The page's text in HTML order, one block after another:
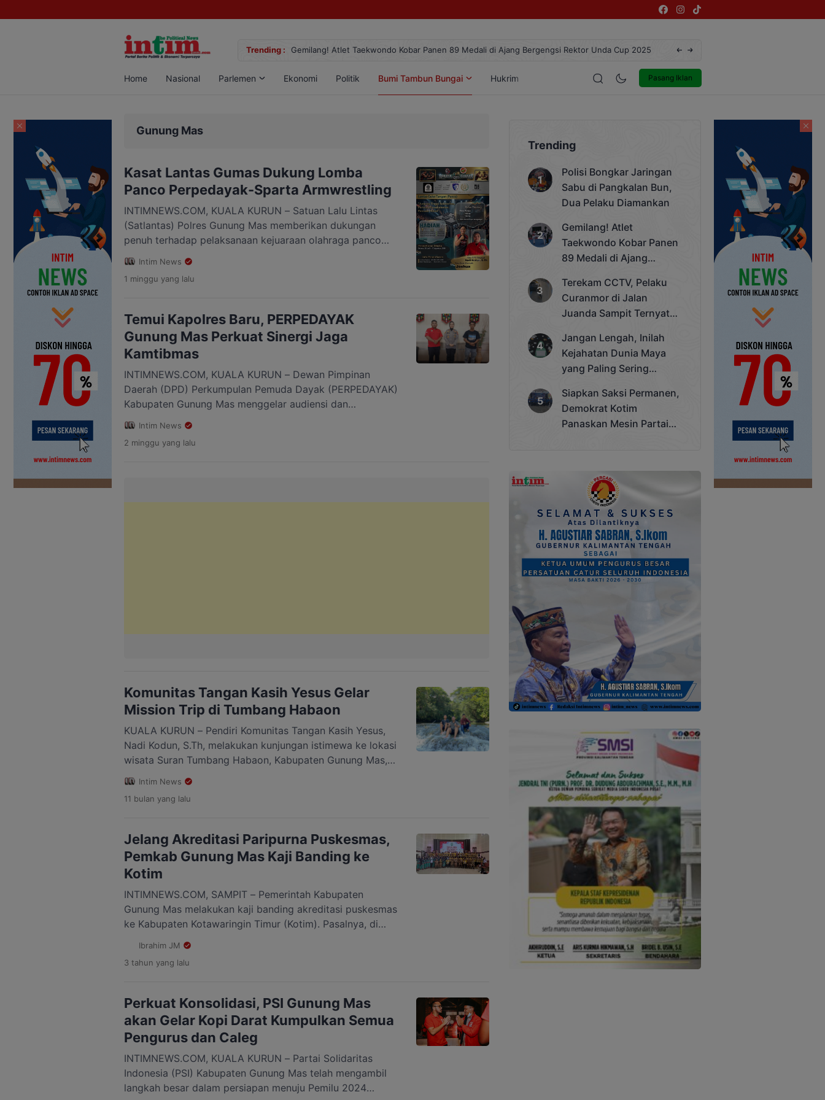
Trending :
Sabu di Pangkalan Bun, Dua Pelaku Diamankan Gemilang! Atlet Taekwondo Kobar Panen 89 Medali di Ajang Bergengsi Rektor Unda Cup 2025 Terekam CCTV, Pelaku Curanmor di
Pasang Iklan
Home Nasional Parlemen Ekonomi Politik Bumi Tambun Bungai Hukrim Entertainment
Gunung Mas
Kasat Lantas Gumas Dukung Lomba
Panco Perpedayak-Sparta Armwrestling
INTIMNEWS.COM, KUALA KURUN – Satuan Lalu Lintas
(Satlantas) Polres Gunung Mas memberikan dukungan
penuh terhadap pelaksanaan kejuaraan olahraga panco
(armwrestling) yang digagas oleh Perkumpulan Pemuda
Dayak (Perpedayak) berkolaborasi dengan komunitas
Sparta Armwrestling. Dukungan tersebut disampaikan
Erry Setiawan, S.H., M.H yang menilai kegiatan ini sebagai
langkah positif […]
Intim News
1 minggu yang lalu
Temui Kapolres Baru, PERPEDAYAK
Gunung Mas Perkuat Sinergi Jaga
Kamtibmas
INTIMNEWS.COM, KUALA KURUN – Dewan Pimpinan
Daerah (DPD) Perkumpulan Pemuda Dayak (PERPEDAYAK)
Kabupaten Gunung Mas menggelar audiensi dan
silaturahmi dengan Kapolres Gunung Mas yang baru, AKBP
Arum Sari Puspita Dewi, S.H., S.I.K., M.A., di Mapolres
Gunung Mas, Selasa, 21 Juli 2026. Audiensi dipimpin
Intim News
2 minggu yang lalu
Komunitas Tangan Kasih Yesus Gelar
Mission Trip di Tumbang Habaon
KUALA KURUN – Pendiri Komunitas Tangan Kasih Yesus,
Nadi Kodun, S.Th, melakukan kunjungan istimewa ke lokasi
wisata Suran Tumbang Habaon, Kabupaten Gunung Mas,
Kalimantan Tengah. Kegiatan tersebut menjadi bagian dari
Mission Trip komunitas sekaligus pembinaan rohani bagi
siswa-siswi SMPN 4 Tewah. Nadi menjelaskan, tujuan
tetapi juga melakukan pelayanan […]
Intim News
11 bulan yang lalu
Jelang Akreditasi Paripurna Puskesmas,
Pemkab Gunung Mas Kaji Banding ke
Kotim
INTIMNEWS.COM, SAMPIT – Pemerintah Kabupaten
Gunung Mas melakukan kaji banding akreditasi puskesmas
ke Kabupaten Kotawaringin Timur (Kotim). Pasalnya, di
akreditasi Paripurna. “Kami melakukan kaji banding ke
Kotawaringin Timur karena di sini ada Puskesmas
meraih akreditasi Paripurna,” ujar Wakil Bupati Gunung […]
Ibrahim JM
3 tahun yang lalu
Perkuat Konsolidasi, PSI Gunung Mas
akan Gelar Kopi Darat Kumpulkan Semua
Pengurus dan Caleg
INTIMNEWS.COM, KUALA KURUN – Partai Solidaritas
Indonesia (PSI) Kabupaten Gunung Mas telah mengambil
langkah besar dalam persiapan menuju Pemilu 2024
Trending
Polisi Bongkar Jaringan
Sabu di Pangkalan Bun,
Dua Pelaku Diamankan
Gemilang! Atlet
Taekwondo Kobar Panen
89 Medali di Ajang
Cup 2025
Terekam CCTV, Pelaku
Curanmor di Jalan
Juanda Sampit Ternyata
Jangan Lengah, Inilah
Kejahatan Dunia Maya
yang Paling Sering
Siapkan Saksi Permanen,
Demokrat Kotim
Panaskan Mesin Partai